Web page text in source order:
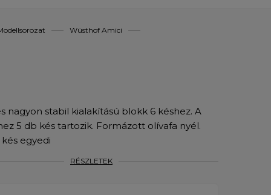
Wüsthof Amici
nagyon stabil kialakítású blokk 6 késhez. A
5 db kés tartozik. Formázott olívafa nyél.
egyedi
RÉSZLETEK